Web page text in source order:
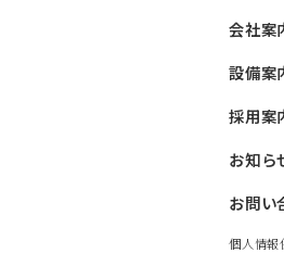
会社案
設備案
採用案
お知ら
お問い
個人情報